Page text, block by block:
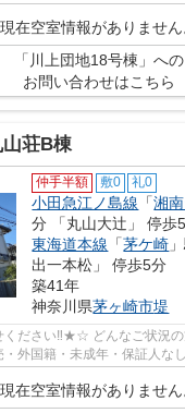
お探し致します‼ ...
現在空室情報がありません
「川上団地18号棟」への
お問い合わせはこちら
山荘B棟
仲手半額 敷0 礼0
小田急江ノ島線 「湘
分 「丸山大辻」 停歩
東海道本線 「茅ケ崎
出一本松」 停歩5分
築41年
神奈川県茅ヶ崎市堤
ださい‼★☆ どんなご状況の
外国籍・未成年・保証人な
現在空室情報がありません